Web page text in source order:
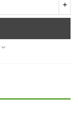
+